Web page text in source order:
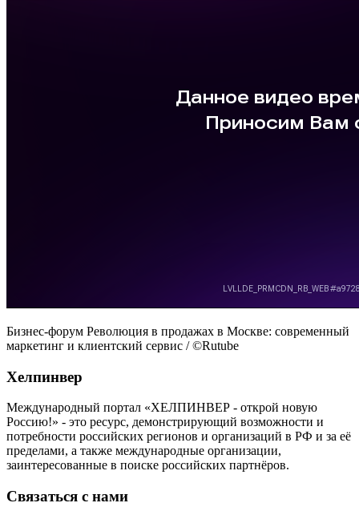
Бизнес-форум Революция в продажах в Москве: современный
маркетинг и клиентский сервис / ©Rutube
Хелпинвер
Международный портал «ХЕЛПИНВЕР - открой новую
Россию!» - это ресурс, демонстрирующий возможности и
потребности российских регионов и организаций в РФ и за её
пределами, а также международные организации,
заинтересованные в поиске российских партнёров.
Связаться с нами